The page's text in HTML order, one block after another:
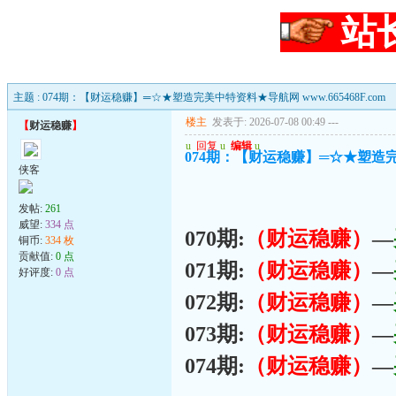
站
主题 : 074期：【财运稳赚】═☆★塑造完美中特资料★导航网 www.665468F.com
【财运稳赚】
侠客
发帖: 261
威望: 334 点
铜币: 334 枚
贡献值: 0 点
好评度: 0 点
楼主 发表于: 2026-07-08 00:49 ---
u 回复 u 编辑 u
074期：【财运稳赚】═☆★塑造
070期: （财运稳赚）—
071期: （财运稳赚）—
072期: （财运稳赚）—
073期: （财运稳赚）—
074期: （财运稳赚）—